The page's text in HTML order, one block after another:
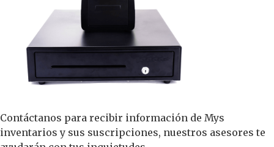
Contáctanos para recibir información de Mys
inventarios y sus suscripciones, nuestros asesores te